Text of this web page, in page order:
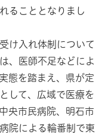
ることとなりまし
け入れ体制について
、医師不足などによ
態を踏まえ、県が定
して、広域で医療を
央市民病院、明石市
院による輪番制で東